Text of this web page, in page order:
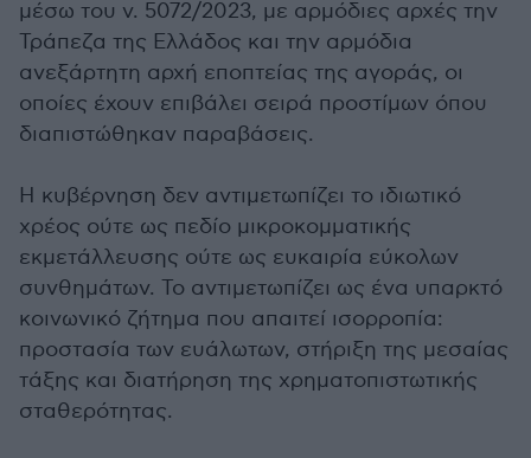
μέσω του ν. 5072/2023, με αρμόδιες αρχές την
Τράπεζα της Ελλάδος και την αρμόδια
ανεξάρτητη αρχή εποπτείας της αγοράς, οι
οποίες έχουν επιβάλει σειρά προστίμων όπου
διαπιστώθηκαν παραβάσεις.
Η κυβέρνηση δεν αντιμετωπίζει το ιδιωτικό
χρέος ούτε ως πεδίο μικροκομματικής
εκμετάλλευσης ούτε ως ευκαιρία εύκολων
συνθημάτων. Το αντιμετωπίζει ως ένα υπαρκτό
κοινωνικό ζήτημα που απαιτεί ισορροπία:
προστασία των ευάλωτων, στήριξη της μεσαίας
τάξης και διατήρηση της χρηματοπιστωτικής
σταθερότητας.